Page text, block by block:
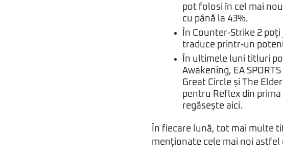
pot folosi în cel mai
cu până la 43%.
În Counter-Strike 2
traduce printr-un
În ultimele luni titluri
Awakening, EA
Great Circle și The
pentru Reflex din prima
regăsește aici.
În fiecare lună, tot mai multe
menționate cele mai noi astfel